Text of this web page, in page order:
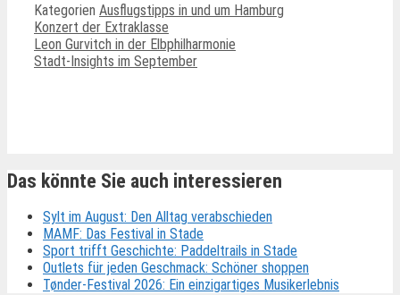
Kategorien Ausflugstipps in und um Hamburg
Konzert der Extraklasse
Leon Gurvitch in der Elbphilharmonie
Stadt-Insights im September
Das könnte Sie auch interessieren
Sylt im August: Den Alltag verabschieden
MAMF: Das Festival in Stade
Sport trifft Geschichte: Paddeltrails in Stade
Outlets für jeden Geschmack: Schöner shoppen
Tønder-Festival 2026: Ein einzigartiges Musikerlebnis